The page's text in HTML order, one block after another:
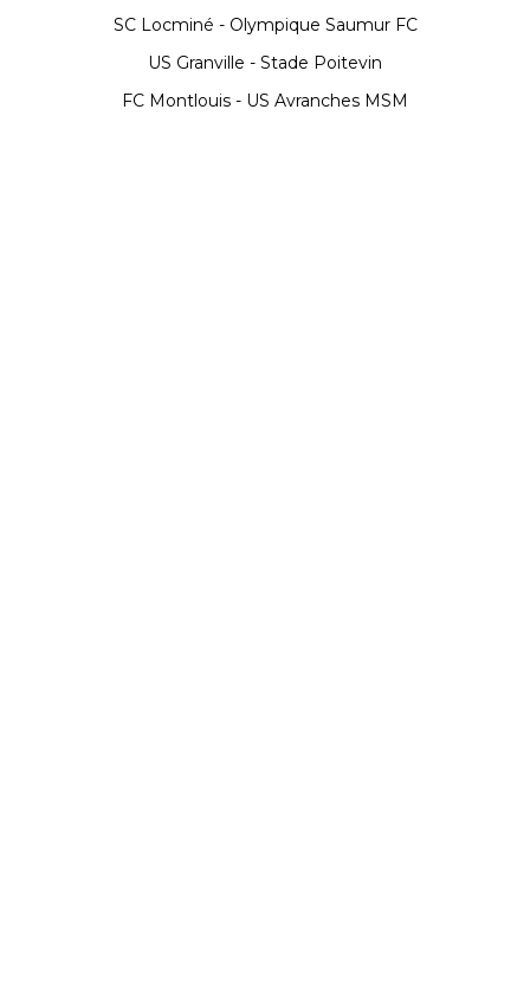
SC Locminé - Olympique Saumur FC
US Granville - Stade Poitevin
FC Montlouis - US Avranches MSM